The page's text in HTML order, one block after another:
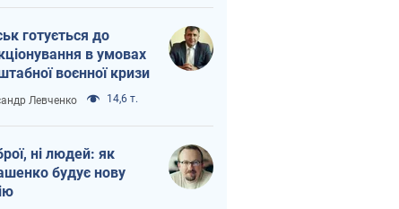
готується до
в умовах
воєнної кризи
Левченко 14,6 т.
ні людей: як
будує нову